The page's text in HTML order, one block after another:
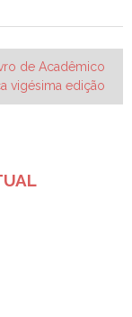
de Acadêmico
vigésima edição